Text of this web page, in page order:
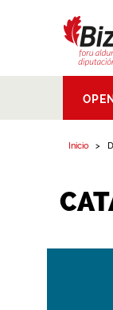
Foral
Inicio